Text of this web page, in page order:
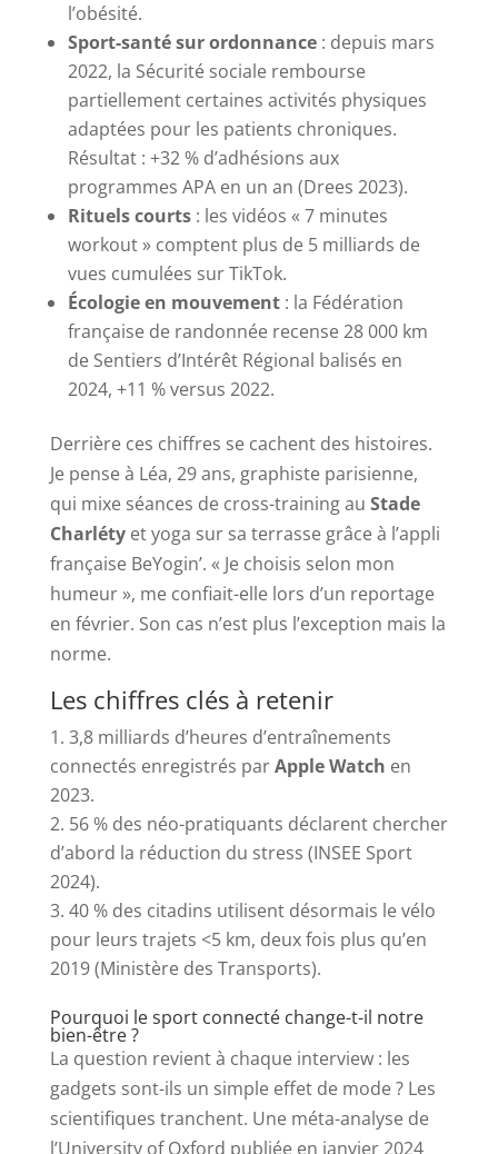
l’obésité.
Sport-santé sur ordonnance: depuis mars
2022, la Sécurité sociale rembourse
partiellement certaines activités physiques
adaptées pour les patients chroniques.
Résultat : +32 % d’adhésions aux
programmes APA en un an (Drees 2023).
Rituels courts: les vidéos « 7 minutes
workout » comptent plus de 5 milliards de
vues cumulées sur TikTok.
Écologie en mouvement: la Fédération
française de randonnée recense 28 000 km
de Sentiers d’Intérêt Régional balisés en
2024, +11 % versus 2022.
Derrière ces chiffres se cachent des histoires.
Je pense à Léa, 29 ans, graphiste parisienne,
qui mixe séances de cross-training au Stade
Charlétyet yoga sur sa terrasse grâce à l’appli
française BeYogin’. « Je choisis selon mon
humeur », me confiait-elle lors d’un reportage
en février. Son cas n’est plus l’exception mais la
norme.
Les chiffres clés à retenir
3,8 milliards d’heures d’entraînements
connectés enregistrés parApple Watch en
2023.
56 % des néo-pratiquants déclarent chercher
d’abord la réduction du stress (INSEE Sport
2024).
40 % des citadins utilisent désormais le vélo
pour leurs trajets <5 km, deux fois plus qu’en
2019 (Ministère des Transports).
Pourquoi le sport connecté change-t-il notre
bien-être ?
La question revient à chaque interview : les
gadgets sont-ils un simple effet de mode ? Les
scientifiques tranchent. Une méta-analyse de
l’University of Oxford publiée en janvier 2024